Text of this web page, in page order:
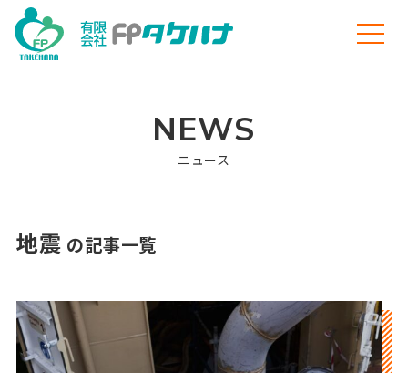
NEWS
ニュース
地震 の記事一覧